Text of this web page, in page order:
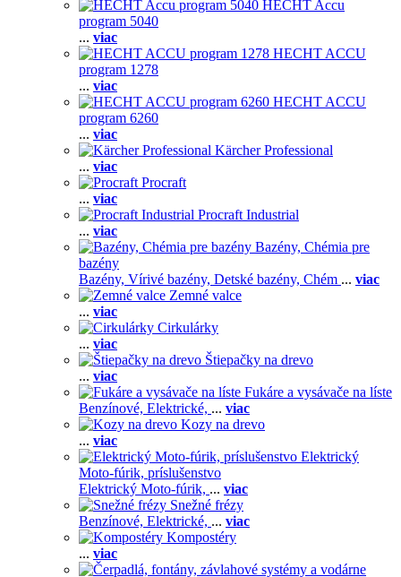
HECHT Accu
program 5040
... viac
HECHT ACCU
program 1278
... viac
HECHT ACCU
program 6260
... viac
Kärcher Professional
... viac
Procraft
... viac
Procraft Industrial
... viac
Bazény, Chémia pre
bazény
Bazény, Vírivé bazény, Detské bazény, Chém ... viac
Zemné valce
... viac
Cirkulárky
... viac
Štiepačky na drevo
... viac
Fukáre a vysávače na líste
Benzínové, Elektrické, ... viac
Kozy na drevo
... viac
Elektrický
Moto-fúrik, príslušenstvo
Elektrický Moto-fúrik, ... viac
Snežné frézy
Benzínové, Elektrické, ... viac
Kompostéry
... viac